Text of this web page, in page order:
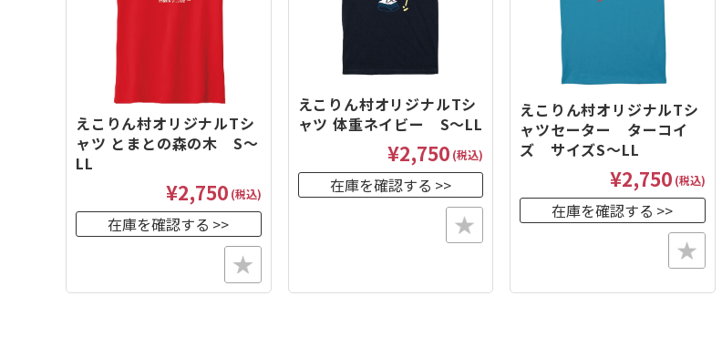
えこりん村オリジナルTシ
ャツ とまとの森の木 S～
LL
¥2,750 (税込)
在庫を確認する
えこりん村オリジナルTシ
ャツ 体重ネイビー S～LL
¥2,750 (税込)
在庫を確認する
えこりん村オリジナルTシ
ャツセーター ターコイ
ズ サイズS～LL
¥2,750 (税込)
在庫を確認する